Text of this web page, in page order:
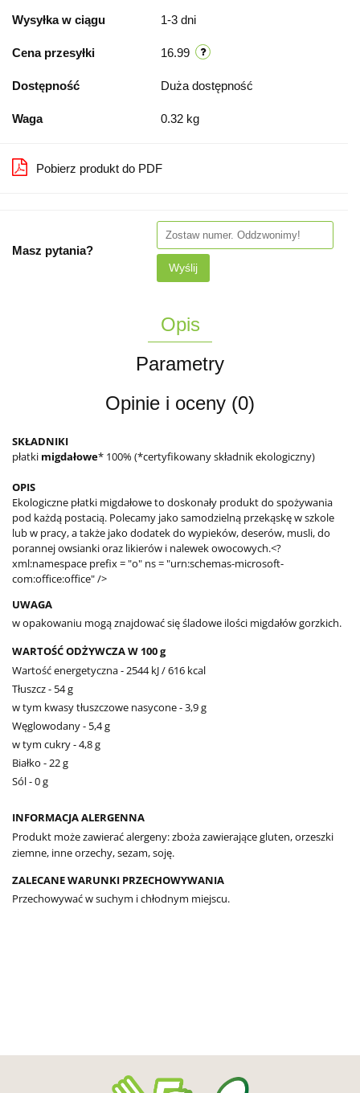
Wysyłka w ciągu 1-3 dni
Cena przesyłki 16.99
Dostępność Duża dostępność
Waga 0.32 kg
Pobierz produkt do PDF
Masz pytania?
Wyślij
Opis
Parametry
Opinie i oceny (0)
SKŁADNIKI
płatki migdałowe* 100% (*certyfikowany składnik ekologiczny)
OPIS
Ekologiczne płatki migdałowe to doskonały produkt do spożywania
pod każdą postacią. Polecamy jako samodzielną przekąskę w szkole
lub w pracy, a także jako dodatek do wypieków, deserów, musli, do
porannej owsianki oraz likierów i nalewek owocowych.<?
xml:namespace prefix = "o" ns = "urn:schemas-microsoft-
com:office:office" />
UWAGA
w opakowaniu mogą znajdować się śladowe ilości migdałów gorzkich.
WARTOŚĆ ODŻYWCZA W 100 g
Wartość energetyczna - 2544 kJ / 616 kcal
Tłuszcz - 54 g
w tym kwasy tłuszczowe nasycone - 3,9 g
Węglowodany - 5,4 g
w tym cukry - 4,8 g
Białko - 22 g
Sól - 0 g
INFORMACJA ALERGENNA
Produkt może zawierać alergeny: zboża zawierające gluten, orzeszki
ziemne, inne orzechy, sezam, soję.
ZALECANE WARUNKI PRZECHOWYWANIA
Przechowywać w suchym i chłodnym miejscu.